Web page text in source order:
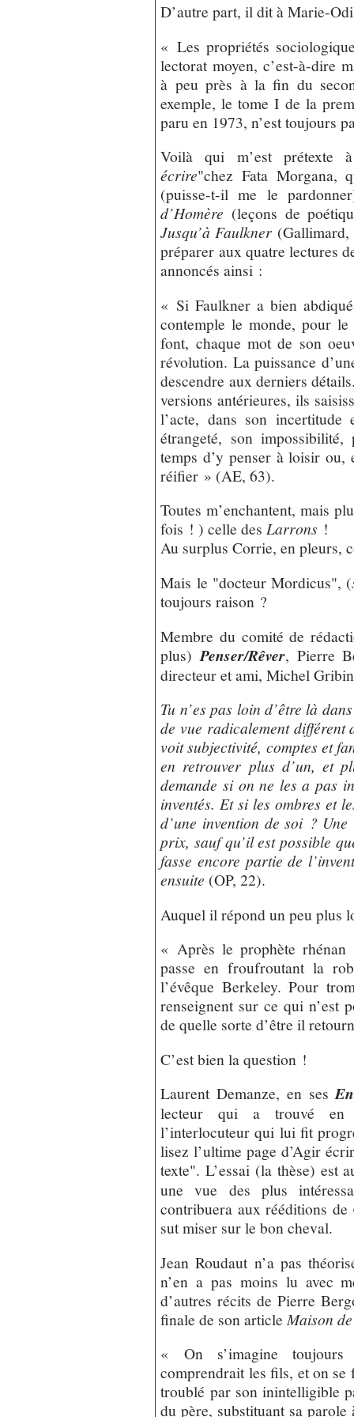
D’autre part, il dit à Marie-
« Les propriétés
lectorat moyen, c’est-à-dire
à peu près à la fin du
exemple, le tome I de la
paru en 1973, n’est toujours
Voilà qui m’est prétexte
écrire"chez Fata Morgana,
(puisse-t-il me le
d’Homère (leçons de
Jusqu’à Faulkner (Gallimard,
préparer aux quatre lectures
annoncés ainsi :
« Si Faulkner a bien
contemple le monde, pour
font, chaque mot de son
révolution. La puissance
descendre aux derniers
versions antérieures, ils
l’acte, dans son incertitude
étrangeté, son
temps d’y penser à loisir ou,
réifier » (AE, 63).
Toutes m’enchantent, mais
fois ! ) celle desLarrons !
Au surplus Corrie, en pleurs,
Mais le "docteur Mordicus", (
toujours raison ?
Membre du comité de
plus) Penser/Rêver, Pierre
directeur et ami, Michel
Tu n’es pas loin d’être là
de vue radicalement
voit subjectivité, comptes et
en retrouver plus d’un, et
demande si on ne les a pas
inventés. Et si les ombres et
d’une invention de soi ?
prix, sauf qu’il est possible
fasse encore partie de
ensuite (OP, 22).
Auquel il répond un peu plus
« Après le prophète rhénan
passe en froufroutant la
l’évêque Berkeley. Pour
renseignent sur ce qui n’est
de quelle sorte d’être il
C’est bien la question !
Laurent Demanze, en ses
lecteur qui a trouvé en
l’interlocuteur qui lui fit
lisez l’ultime page d’Agir
texte". L’essai (la thèse) est
une vue des plus
contribuera aux rééditions de
sut miser sur le bon cheval.
Jean Roudaut n’a pas
n’en a pas moins lu avec
d’autres récits de Pierre
finale de son article Maison
« On s’imagine
comprendrait les fils, et on
troublé par son inintelligible
du père, substituant sa